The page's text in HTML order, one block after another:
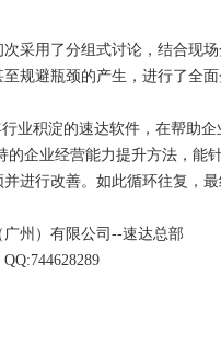
用了分组式讨论，结合现场
规避瓶颈的产生，进行了全面
积淀的速达软件，在帮助企
企业经营能力提升方法，
进行改善。如此循环往复，
广州）有限公司--速达总部